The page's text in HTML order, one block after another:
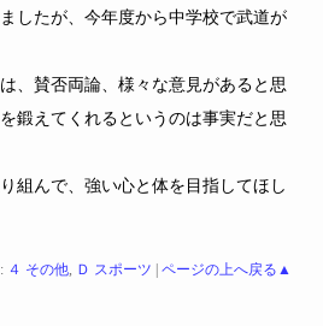
したが、今年度から中学校で武道が
、賛否両論、様々な意見があると思
鍛えてくれるというのは事実だと思
組んで、強い心と体を目指してほし
４ その他, Ｄ スポーツ | ページの上へ戻る▲